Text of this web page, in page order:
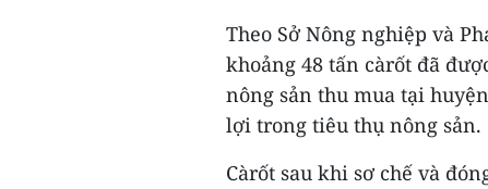
Theo Sở Nông nghiệp và
khoảng 48 tấn càrốt đã
nông sản thu mua tại
lợi trong tiêu thụ nông sản.
Càrốt sau khi sơ chế và